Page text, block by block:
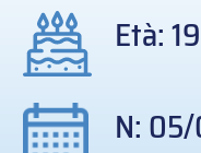
Età: 19
N: